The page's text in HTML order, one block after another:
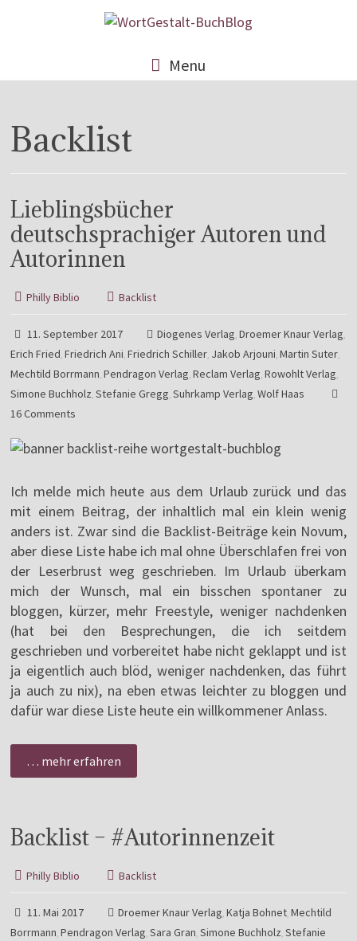
Menu
Backlist
Lieblingsbücher
deutschsprachiger Autoren und
Autorinnen
Philly Biblio Backlist
11. September 2017 Diogenes Verlag,Droemer Knaur Verlag,
Erich Fried,Friedrich Ani,Friedrich Schiller, Jakob Arjouni,Martin Suter,
Mechtild Borrmann,Pendragon Verlag,Reclam Verlag,Rowohlt Verlag,
Simone Buchholz,Stefanie Gregg,Suhrkamp Verlag,Wolf Haas
16 Comments
Ich melde mich heute aus dem Urlaub zurück und das
mit einem Beitrag, der inhaltlich mal ein klein wenig
anders ist. Zwar sind die Backlist-Beiträge kein Novum,
aber diese Liste habe ich mal ohne Überschlafen frei von
der Leserbrust weg geschrieben. Im Urlaub überkam
mich der Wunsch, mal ein bisschen spontaner zu
bloggen, kürzer, mehr Freestyle, weniger nachdenken
(hat bei den Besprechungen, die ich seitdem
geschrieben und vorbereitet habe nicht geklappt und ist
ja eigentlich auch blöd, weniger nachdenken, das führt
ja auch zu nix), na eben etwas leichter zu bloggen und
dafür war diese Liste heute ein willkommener Anlass.
… mehr erfahren
Backlist – #Autorinnenzeit
Philly Biblio Backlist
11. Mai 2017 Droemer Knaur Verlag,Katja Bohnet,Mechtild
Borrmann,Pendragon Verlag,Sara Gran,Simone Buchholz,Stefanie